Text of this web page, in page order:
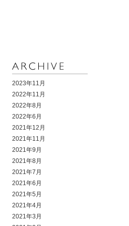
2023年11月
2022年11月
2022年8月
2022年6月
2021年12月
2021年11月
2021年9月
2021年8月
2021年7月
2021年6月
2021年5月
2021年4月
2021年3月